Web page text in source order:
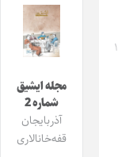
مجله ایشیق
شماره 2
آذربایجان
قفه‌خانالاری